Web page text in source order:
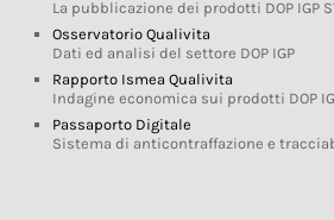
La pubblicazione dei prodotti DOP IGP
Osservatorio Qualivita
Dati ed analisi del settore DOP IGP
Rapporto Ismea Qualivita
Indagine economica sui prodotti DOP
Passaporto Digitale
Sistema di anticontraffazione e